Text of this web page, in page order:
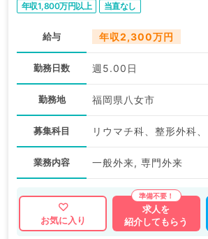
年収1,800万円以上 当直なし
給与 年収2,300万円
勤務日数 週5.00日
勤務地 福岡県八女市
募集科目
業務内容 一般外来, 専門外来
お気に入り
求人を
紹介してもらう